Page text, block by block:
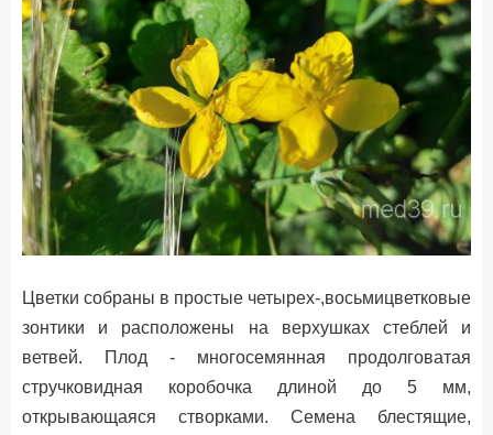
Цветки собраны в простые четырех-,восьмицветковые
зонтики и расположены на верхушках стеблей и
ветвей. Плод - многосемянная продолговатая
стручковидная коробочка длиной до 5 мм,
открывающаяся створками. Семена блестящие,